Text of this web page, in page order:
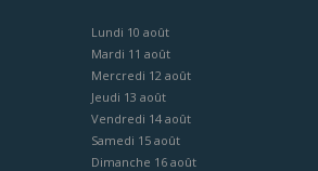
Lundi 10 août
Mardi 11 août
Mercredi 12 août
Jeudi 13 août
Vendredi 14 août
Samedi 15 août
Dimanche 16 août